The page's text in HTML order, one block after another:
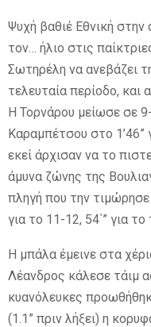
Ψυχή βαθιέ Εθνική
τον… ήλιο στις
Σωτηρέλη να ανεβάζει
τελευταία περίοδο, και
Η Τορνάρου μείωσε σε
Καραμπέτσου στο 1’46”
εκεί άρχισαν να το
άμυνα ζώνης της
πληγή που την
για το 11-12, 54΄” για το
Η μπάλα έμεινε στα
Λέανδρος κάλεσε τάιμ
κυανόλευκες
(1.1” πριν λήξει) η